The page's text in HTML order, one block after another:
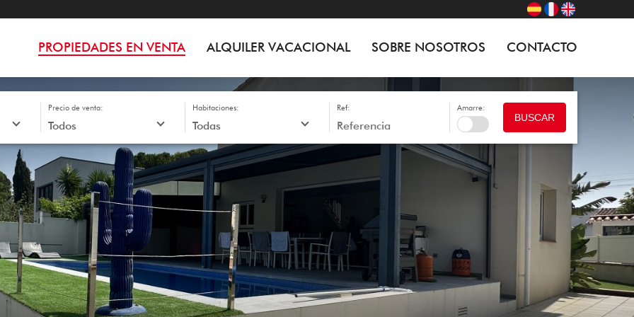
PROPIEDADES EN VENTA ALQUILER VACACIONAL SOBRE NOSOTROS CONTACTO
Precio de venta: Habitaciones: Ref: Amarre:
BUSCAR